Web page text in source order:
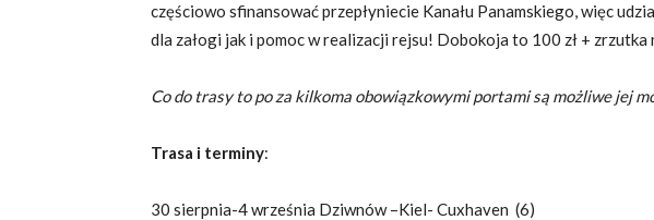
częściowo sfinansować przepłyniecie Kanału Panamskiego, więc
dla załogi jak i pomoc w realizacji rejsu! Dobokoja to 100 zł +
Co do trasy to po za kilkoma obowiązkowymi portami są możliwe jej
Trasa i terminy:
30 sierpnia-4 września Dziwnów –Kiel- Cuxhaven (6)